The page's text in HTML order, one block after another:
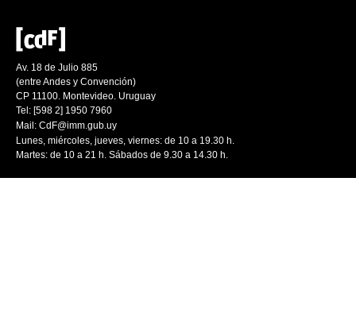
Av. 18 de Julio 885
(entre Andes y Convención)
CP 11100. Montevideo. Uruguay
Tel: [598 2] 1950 7960
Mail: CdF@imm.gub.uy
Lunes, miércoles, jueves, viernes: de 10 a 19.30 h.
Martes: de 10 a 21 h. Sábados de 9.30 a 14.30 h.